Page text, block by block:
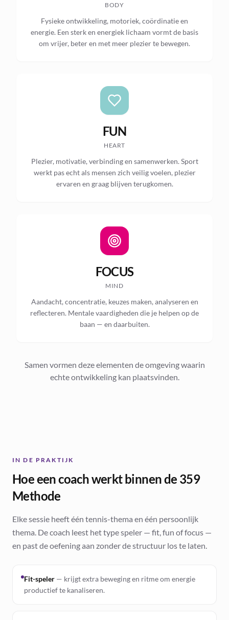
BODY
Fysieke ontwikkeling, motoriek, coördinatie en
energie. Een sterk en energiek lichaam vormt de basis
om vrijer, beter en met meer plezier te bewegen.
FUN
HEART
Plezier, motivatie, verbinding en samenwerken. Sport
werkt pas echt als mensen zich veilig voelen, plezier
ervaren en graag blijven terugkomen.
FOCUS
MIND
Aandacht, concentratie, keuzes maken, analyseren en
reflecteren. Mentale vaardigheden die je helpen op de
baan — en daarbuiten.
Samen vormen deze elementen de omgeving waarin
echte ontwikkeling kan plaatsvinden.
IN DE PRAKTIJK
Hoe een coach werkt binnen de 359
Methode
Elke sessie heeft één tennis-thema en één persoonlijk
thema. De coach leest het type speler — fit, fun of focus —
en past de oefening aan zonder de structuur los te laten.
Fit-speler — krijgt extra beweging en ritme om energie
productief te kanaliseren.